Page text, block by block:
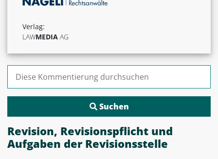
Verlag:
LAWMEDIA AG
Suchen nach:
Revision, Revisionspflicht und
Aufgaben der Revisionsstelle